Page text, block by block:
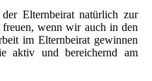
Elternbeirat natürlich zur
wenn wir auch in den
im Elternbeirat gewinnen
aktiv und bereichernd am